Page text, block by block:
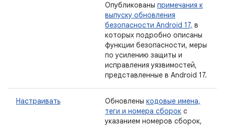
Опубликованы примечания к
выпуску обновления
безопасности Android 17, в
которых подробно описаны
функции безопасности, меры
по усилению защиты и
исправления уязвимостей,
представленные в Android 17.
Настраивать Обновлены кодовые имена,
теги и номера сборок с
указанием номеров сборок,